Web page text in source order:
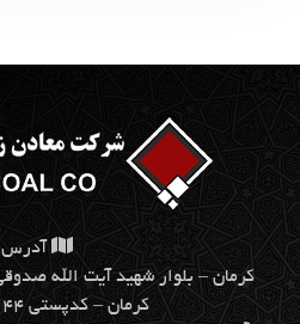
آدرس
كرمان – بلوار شهيد آيت الله
كرمان – کدپستی ۷۶۱۷۹۱۹۱۴۴